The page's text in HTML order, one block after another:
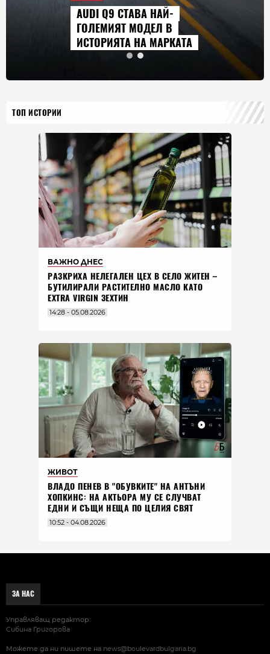
AUDI Q9 СТАВА НАЙ-
ГОЛЕМИЯТ МОДЕЛ В
ИСТОРИЯТА НА МАРКАТА
ТОП ИСТОРИИ
ВАЖНО ДНЕС
РАЗКРИХА НЕЛЕГАЛЕН ЦЕХ В СЕЛО ЖИТЕН –
БУТИЛИРАЛИ РАСТИТЕЛНО МАСЛО КАТО
EXTRA VIRGIN ЗЕХТИН
14:28 - 05.08.2026
ЖИВОТ
ВЛАДO ПЕНЕВ В "ОБУВКИТЕ" НА АНТЪНИ
ХОПКИНС: НА АКТЬОРА МУ СЕ СЛУЧВАТ
ЕДНИ И СЪЩИ НЕЩА ПО ЦЕЛИЯ СВЯТ
10:52 - 04.08.2026
ЗА НАС
Управляващ редактор:
Сибина Григорова
Можете да ни пишете на news@boulevardbulgaria.bg